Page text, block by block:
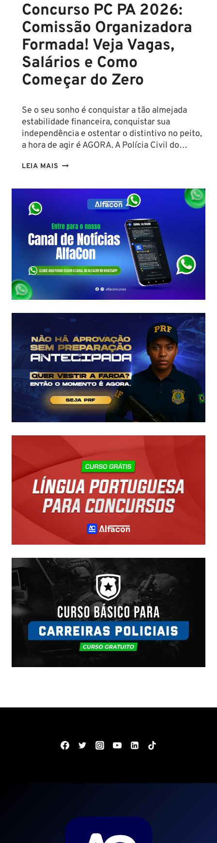
R$
43
Concurso PC PA 2026:
Comissão Organizadora
Formada! Veja Vagas,
Salários e Como
Começar do Zero
Se o seu sonho é conquistar a tão almejada
estabilidade financeira, conquistar sua
independência e ostentar o distintivo no peito,
a hora de agir é AGORA. A Polícia Civil do…
LEIA MAIS CONCURSO
PA
COMISSÃO
ORGANIZADORA
FORMADA!
VEJA
VAGAS,
SALÁRIOS
DO